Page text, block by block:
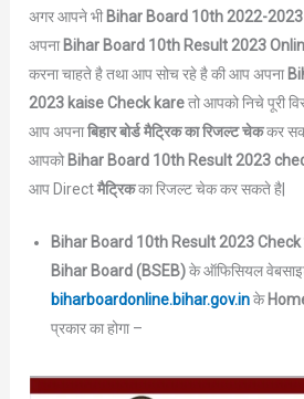
अगर आपने भी Bihar Board 10th 2022-
अपना Bihar Board 10th Result 2023
करना चाहते है तथा आप सोच रहे है की आप अपना
2023 kaise Check kareतो आपको निचे पूरी
आप अपनाबिहार बोर्डमैट्रिकका रिजल्ट चेककर
आपको Bihar Board 10th Result 2023
आप Directमैट्रिकका रिजल्ट चेक कर सकते है|
Bihar Board 10th Result 2023 Check
Bihar Board (BSEB)के ऑफिसियल
biharboardonline.bihar.gov.inके
प्रकार का होगा –